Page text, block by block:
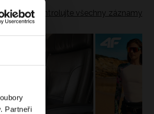
Partneři
Zkontrolujte všechny záznamy